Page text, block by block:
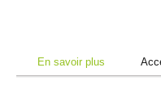
En savoir plus